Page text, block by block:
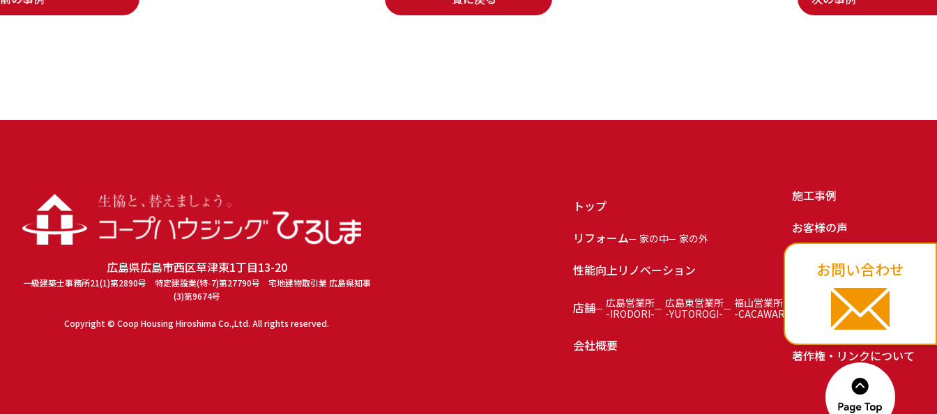
広島県広島市西区草津東1丁目13-20
一級建築士事務所21(1)第2890号 特定建設業(特-7)第27790号 宅地建物取引業 広島県知事
(3)第9674号
Copyright © Coop Housing Hiroshima Co.,Ltd. All rights reserved.
トップ
リフォーム
家の中 家の外
性能向上リノベーション
店舗
広島営業所
-IRODORI-
広島東営業所
-YUTOROGI-
福山営業所
-CACAWARI-
会社概要
施工事例
お客様の声
お知らせ
お問い合わせ
プライバシーポリシー
著作権・リンクについて
お問い合わせ